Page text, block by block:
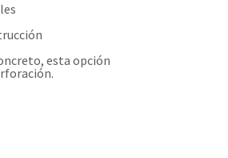
esta opción